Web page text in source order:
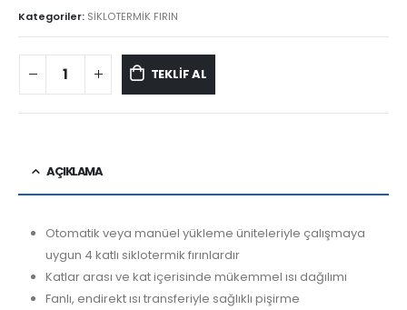
Kategoriler: SİKLOTERMİK FIRIN
TEKLİF AL
AÇIKLAMA
Otomatik veya manüel yükleme üniteleriyle çalışmaya
uygun 4 katlı siklotermik fırınlardır
Katlar arası ve kat içerisinde mükemmel ısı dağılımı
Fanlı, endirekt ısı transferiyle sağlıklı pişirme